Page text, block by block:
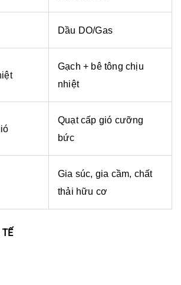
Dầu DO/Gas
Gạch + bê tông chịu
nhiệt
Quạt cấp gió cưỡng
bức
Gia súc, gia cầm, chất
thải hữu cơ
TẾ